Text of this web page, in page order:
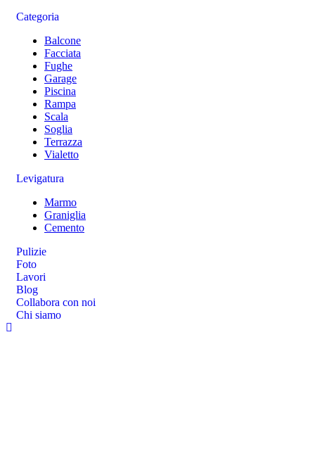
Categoria
Balcone
Facciata
Fughe
Garage
Piscina
Rampa
Scala
Soglia
Terrazza
Vialetto
Levigatura
Marmo
Graniglia
Cemento
Pulizie
Foto
Lavori
Blog
Collabora con noi
Chi siamo